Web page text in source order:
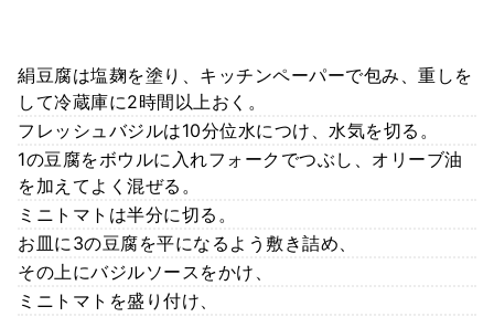
絹豆腐は塩麹を塗り、キッチンペーパーで包み、重しを
して冷蔵庫に2時間以上おく。
フレッシュバジルは10分位水につけ、水気を切る。
1の豆腐をボウルに入れフォークでつぶし、オリーブ油
を加えてよく混ぜる。
ミニトマトは半分に切る。
お皿に3の豆腐を平になるよう敷き詰め、
その上にバジルソースをかけ、
ミニトマトを盛り付け、